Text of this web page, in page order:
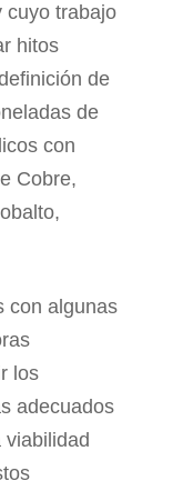
cuyo trabajo
hitos
de
de
con
Cobre,
con algunas
los
adecuados